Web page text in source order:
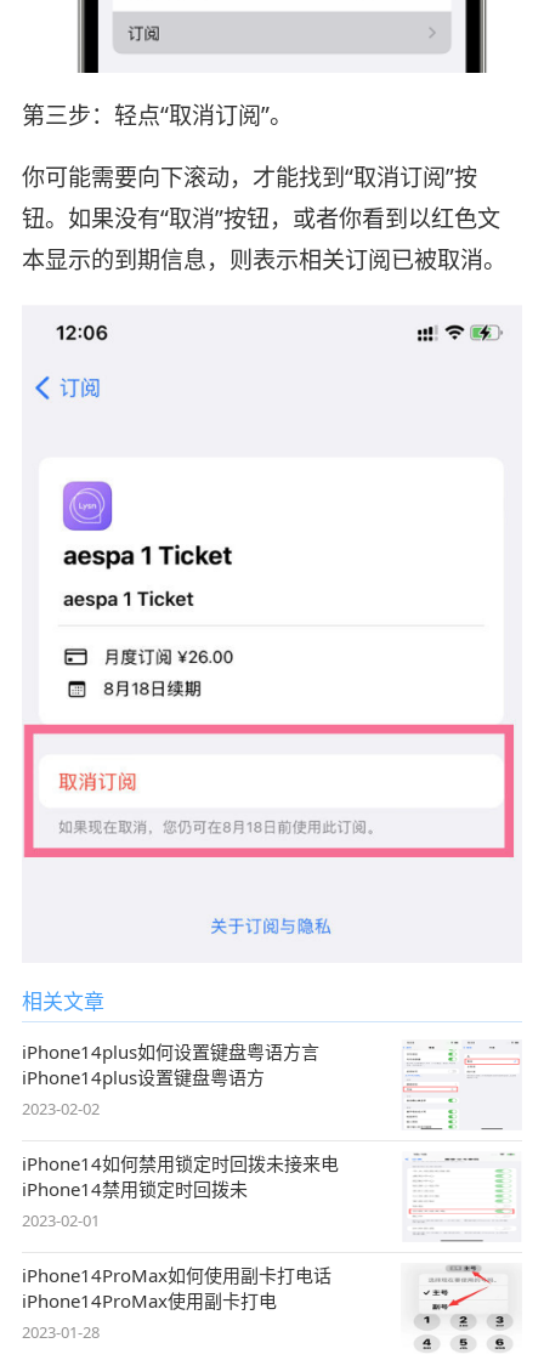
第三步：轻点“取消订阅”。
你可能需要向下滚动，才能找到“取消订阅”按
钮。如果没有“取消”按钮，或者你看到以红色文
本显示的到期信息，则表示相关订阅已被取消。
相关文章
iPhone14plus如何设置键盘粤语方言
iPhone14plus设置键盘粤语方
2023-02-02
iPhone14如何禁用锁定时回拨未接来电
iPhone14禁用锁定时回拨未
2023-02-01
iPhone14ProMax如何使用副卡打电话
iPhone14ProMax使用副卡打电
2023-01-28